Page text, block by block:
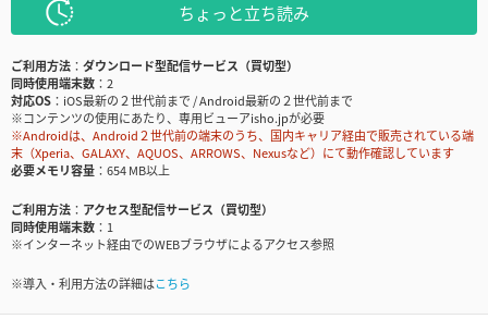
ちょっと立ち読み
ご利用方法
ダウンロード型配信サービス（買切型）
同時使用端末数
2
対応OS
iOS最新の２世代前まで / Android最新の２世代前まで
※コンテンツの使用にあたり、専用ビューアisho.jpが必要
※Androidは、Android２世代前の端末のうち、国内キャリア経由で販売されている端
末（Xperia、GALAXY、AQUOS、ARROWS、Nexusなど）にて動作確認しています
必要メモリ容量
654 MB以上
ご利用方法
アクセス型配信サービス（買切型）
同時使用端末数
1
※インターネット経由でのWEBブラウザによるアクセス参照
※導入・利用方法の詳細はこちら